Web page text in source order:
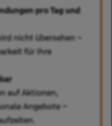
pro Tag und
nicht übersehen –
für Ihre
auf Aktionen,
Angebote –